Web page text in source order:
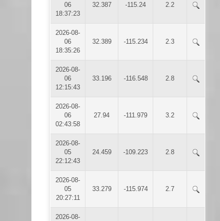
06
18:37:23
32.387 -115.24 2.2
2026-08-
06
18:35:26
32.389 -115.234 2.3
2026-08-
06
12:15:43
33.196 -116.548 2.8
2026-08-
06
02:43:58
27.94 -111.979 3.2
2026-08-
05
22:12:43
24.459 -109.223 2.8
2026-08-
05
20:27:11
33.279 -115.974 2.7
2026-08-